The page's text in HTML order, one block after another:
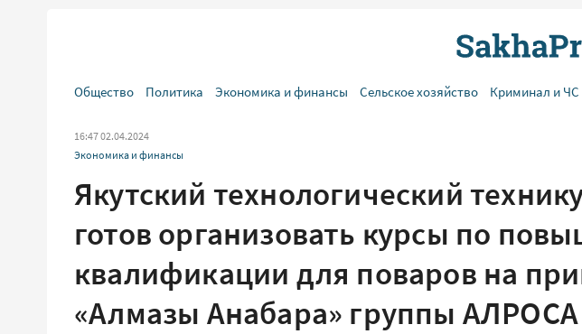
Общество Политика Экономика и финансы Сельское хозяйство Криминал и ЧС
16:47 02.04.2024
Экономика и финансы
Якутский технологический
готов организовать курсы по
квалификации для поваров на
«Алмазы Анабара» группы АЛРОСА